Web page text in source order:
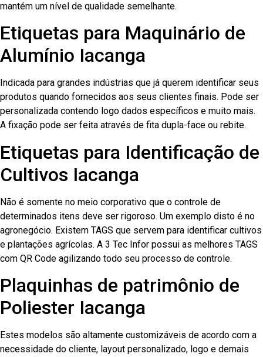
mantém um nível de qualidade semelhante.
Etiquetas para Maquinário de
Alumínio Iacanga
Indicada para grandes indústrias que já querem identificar seus
produtos quando fornecidos aos seus clientes finais. Pode ser
personalizada contendo logo dados específicos e muito mais.
A fixação pode ser feita através de fita dupla-face ou rebite.
Etiquetas para Identificação de
Cultivos Iacanga
Não é somente no meio corporativo que o controle de
determinados itens deve ser rigoroso. Um exemplo disto é no
agronegócio. Existem TAGS que servem para identificar cultivos
e plantações agrícolas. A 3 Tec Infor possui as melhores TAGS
com QR Code agilizando todo seu processo de controle.
Plaquinhas de patrimônio de
Poliester Iacanga
Estes modelos são altamente customizáveis de acordo com a
necessidade do cliente, layout personalizado, logo e demais